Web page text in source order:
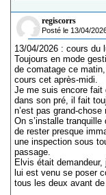
regiscorrs
Posté le 13/04/
13/04/2026 : cours du
Toujours en mode
de comatage ce
cours cet après-midi.
Je me suis encore fait
dans son pré, il fait
n’est pas grand-
On s’installe
de rester presque
une inspection sous
passage.
Elvis était demandeur,
lui est venu se poser
tous les deux avant